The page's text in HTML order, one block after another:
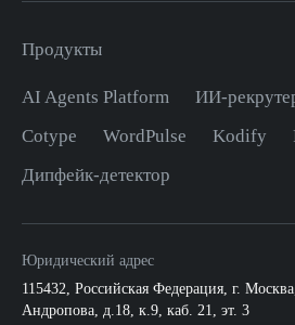
Продукты
AI Agents Platform ИИ-
Cotype
WordPulse Kodify
Дипфейк-детектор
Юридический адрес
115432, Российская Федерация, г. Москва
Андропова, д.18, к.9, каб. 21, эт. 3